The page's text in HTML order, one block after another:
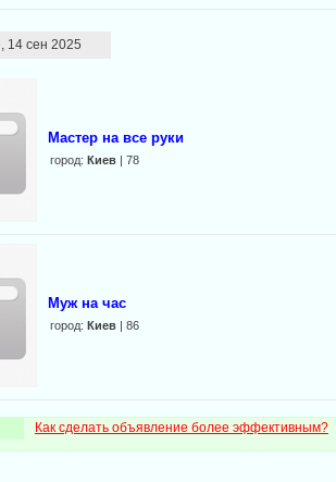
14 сен 2025
Мастер на все руки
город: Киев| 78
Муж на час
город: Киев| 86
Как сделать объявление более эффективным?